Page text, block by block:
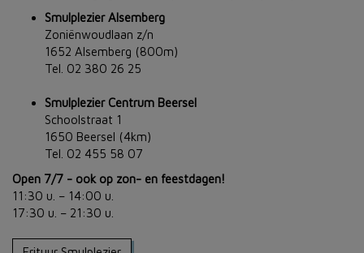
Smulplezier Alsemberg
Zoniënwoudlaan z/n
1652 Alsemberg (800m)
Tel. 02 380 26 25
Smulplezier Centrum Beersel
Schoolstraat 1
1650 Beersel (4km)
Tel. 02 455 58 07
Open 7/7 - ook op zon- en feestdagen!
11:30 u. – 14:00 u.
17:30 u. – 21:30 u.